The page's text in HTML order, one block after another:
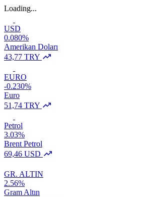
Loading...
USD
0.080%
Amerikan Doları
43,77 TRY
EURO
-0.230%
Euro
51,74 TRY
Petrol
3.03%
Brent Petrol
69,46 USD
GR. ALTIN
2.56%
Gram Altın